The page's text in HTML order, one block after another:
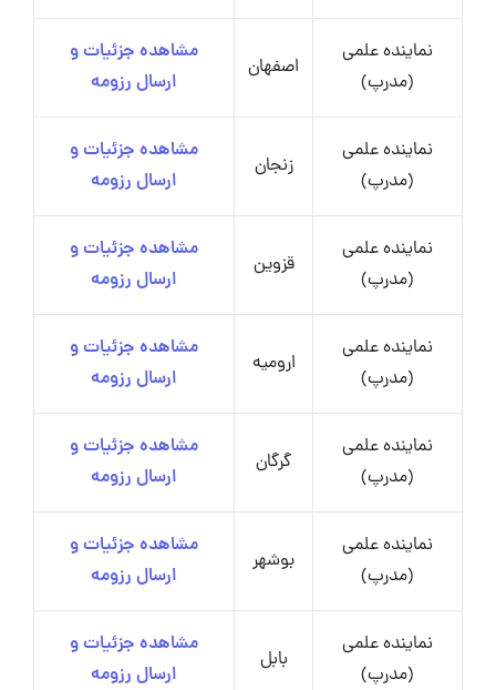
نماینده علمی
(مدرپ)
اصفهان
مشاهده جزئیات و
ارسال رزومه
نماینده علمی
(مدرپ)
زنجان
مشاهده جزئیات و
ارسال رزومه
نماینده علمی
(مدرپ)
قزوین
مشاهده جزئیات و
ارسال رزومه
نماینده علمی
(مدرپ)
ارومیه
مشاهده جزئیات و
ارسال رزومه
نماینده علمی
(مدرپ)
گرگان
مشاهده جزئیات و
ارسال رزومه
نماینده علمی
(مدرپ)
بوشهر
مشاهده جزئیات و
ارسال رزومه
نماینده علمی
(مدرپ)
بابل
مشاهده جزئیات و
ارسال رزومه